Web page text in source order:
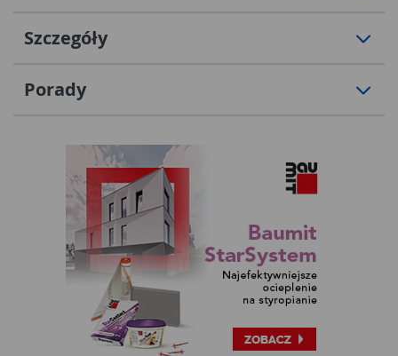
Szczegóły
Porady